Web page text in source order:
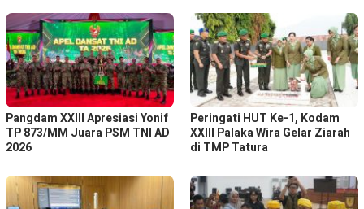
Pangdam XXIII Apresiasi Yonif
TP 873/MM Juara PSM TNI AD
2026
Peringati HUT Ke-1, Kodam
XXIII Palaka Wira Gelar Ziarah
di TMP Tatura